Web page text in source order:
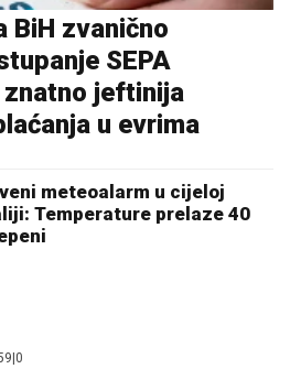
BiH zvanično
SEPA
znatno jeftinija
u evrima
meteoalarm u cijeloj
Temperature prelaze 40
0